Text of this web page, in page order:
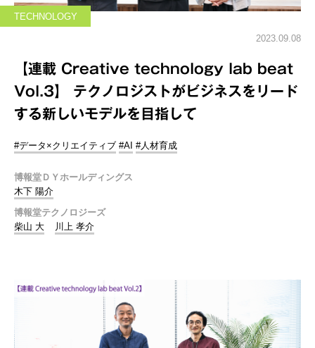
TECHNOLOGY
2023.09.08
【連載 Creative technology lab beat
Vol.3】 テクノロジストがビジネスをリード
する新しいモデルを目指して
#データ×クリエイティブ #AI #人材育成
博報堂ＤＹホールディングス
木下 陽介
博報堂テクノロジーズ
柴山 大
川上 孝介